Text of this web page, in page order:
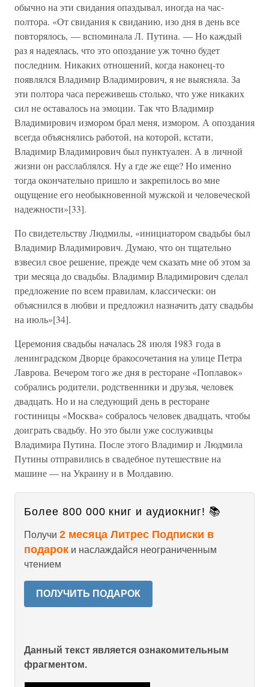
обычно на эти свидания опаздывал, иногда на час-
полтора. «От свидания к свиданию, изо дня в день все
повторялось, — вспоминала Л. Путина. — Но каждый
раз я надеялась, что это опоздание уж точно будет
последним. Никаких отношений, когда наконец-то
появлялся Владимир Владимирович, я не выясняла. За
эти полтора часа переживешь столько, что уже никаких
сил не оставалось на эмоции. Так что Владимир
Владимирович измором брал меня, измором. А опоздания
всегда объяснялись работой, на которой, кстати,
Владимир Владимирович был пунктуален. А в личной
жизни он расслаблялся. Ну а где же еще? Но именно
тогда окончательно пришло и закрепилось во мне
ощущение его необыкновенной мужской и человеческой
надежности»[33].
По свидетельству Людмилы, «инициатором свадьбы был
Владимир Владимирович. Думаю, что он тщательно
взвесил свое решение, прежде чем сказать мне об этом за
три месяца до свадьбы. Владимир Владимирович сделал
предложение по всем правилам, классически: он
объяснился в любви и предложил назначить дату свадьбы
на июль»[34].
Церемония свадьбы началась 28 июля 1983 года в
ленинградском Дворце бракосочетания на улице Петра
Лаврова. Вечером того же дня в ресторане «Поплавок»
собрались родители, родственники и друзья, человек
двадцать. Но и на следующий день в ресторане
гостиницы «Москва» собралось человек двадцать, чтобы
доиграть свадьбу. Но это были уже сослуживцы
Владимира Путина. После этого Владимир и Людмила
Путины отправились в свадебное путешествие на
машине — на Украину и в Молдавию.
Более 800 000 книг и аудиокниг! 📚
Получи 2 месяца Литрес Подписки в
подарок и наслаждайся неограниченным
чтением
ПОЛУЧИТЬ ПОДАРОК
Данный текст является ознакомительным
фрагментом.